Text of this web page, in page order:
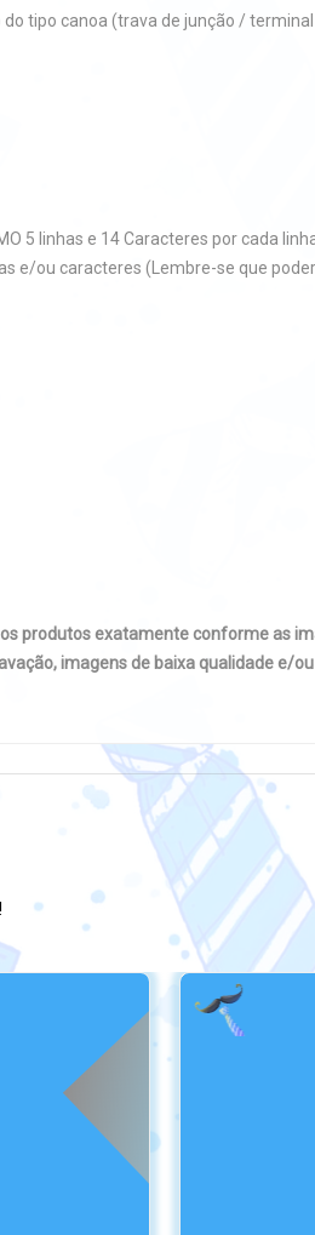
tipo canoa (trava de junção /
5 linhas e 14 Caracteres por cada
e/ou caracteres (Lembre-se que
produtos exatamente conforme as
imagens de baixa qualidade e/